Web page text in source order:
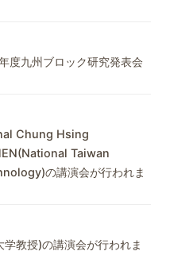
度九州ブロック研究発表会
Chung Hsing
Taiwan
の講演会が行われま
教授)の講演会が行われま